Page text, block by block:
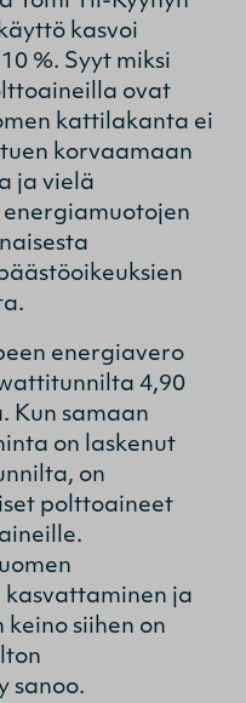
kasvoi
%. Syyt miksi
ovat
kattilakanta ei
korvaamaan
ja vielä
energiavero
4,90
Kun samaan
on laskenut
on
polttoaineet
ja
siihen on
sanoo.